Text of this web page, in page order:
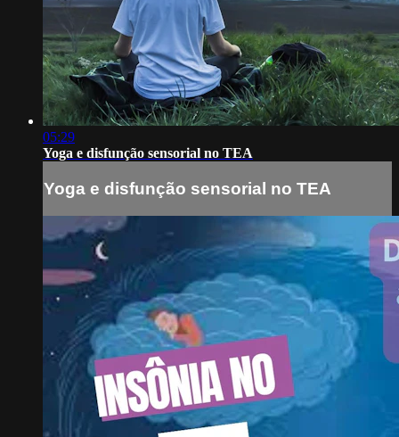
05:29
Yoga e disfunção sensorial no TEA
Yoga e disfunção sensorial no TEA